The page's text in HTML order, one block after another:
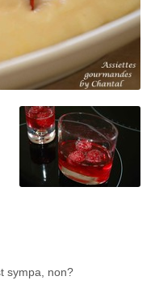
sympa, non?